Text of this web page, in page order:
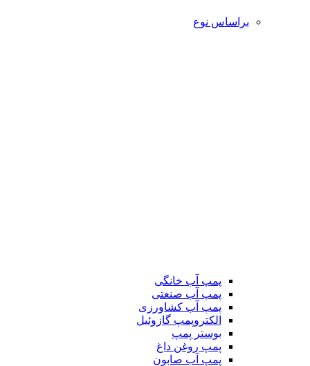
براساس نوع
پمپ آب خانگی
پمپ آب صنعتی
پمپ آب کشاورزی
الکتروپمپ گازوئیل
بوستر پمپ
پمپ روغن داغ
پمپ آب صابون